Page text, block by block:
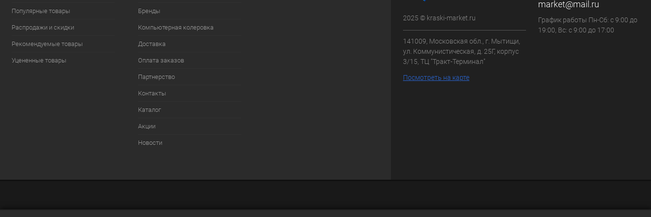
Популярные товары
Распродажи и скидки
Рекомендуемые товары
Уцененные товары
Бренды
Компьютерная колеровка
Доставка
Оплата заказов
Партнерство
Контакты
Каталог
Акции
Новости
2025 © kraski-market.ru
141009, Московская обл., г. Мытищи,
ул. Коммунистическая, д. 25Г, корпус
3/15, ТЦ "Тракт-Терминал"
Посмотреть на карте
market@mail.ru
График работы Пн-Сб: с 9:00 до
19:00, Вс: с 9:00 до 17:00